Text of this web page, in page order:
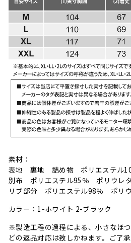
素材：
表地 裏地 詰め物 ポリエステル
別布 ポリエステル95％ ポリウレ
リブ部分 ポリエステル98％ ポリ
カラー：1-ホワイト 2-ブラック
※製造工程の過程による、小さなほ
どの返品対応は致しかねます。ご了承